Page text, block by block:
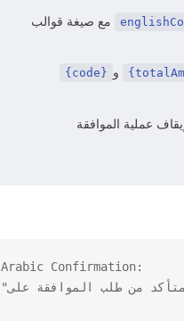
مع صيغة قوالب
و {code}
عملية الموافقة
Arabic Confirmation: